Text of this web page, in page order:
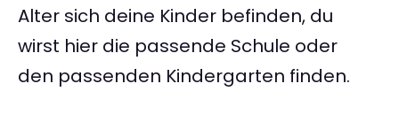
Alter sich deine Kinder befinden, du
wirst hier die passende Schule oder
den passenden Kindergarten finden.